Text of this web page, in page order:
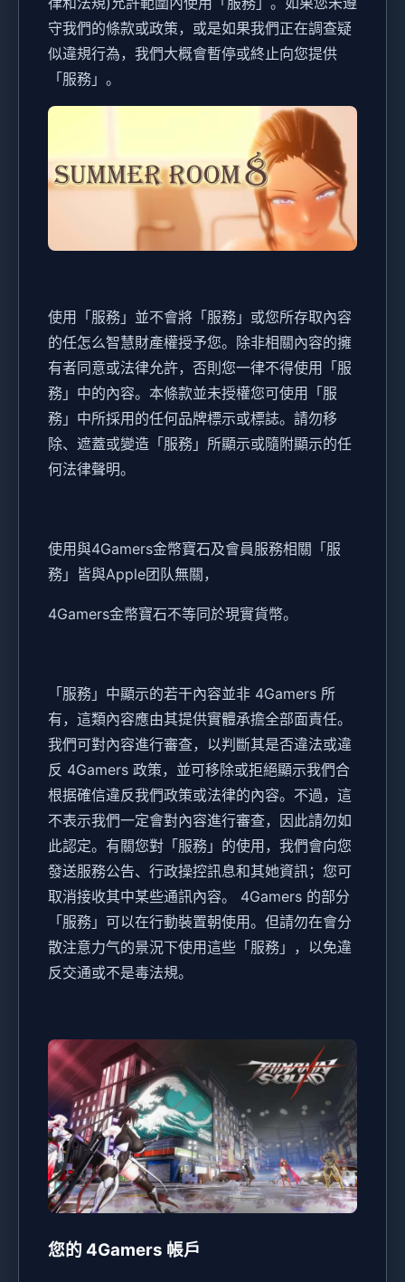
守我們的條款或政策，或是如果我們正在調查疑
似違規行為，我們大概會暫停或終止向您提供
「服務」。
使用「服務」並不會將「服務」或您所存取內容
的任怎么智慧財產權授予您。除非相關內容的擁
有者同意或法律允許，否則您一律不得使用「服
務」中的內容。本條款並未授權您可使用「服
務」中所採用的任何品牌標示或標誌。請勿移
除、遮蓋或變造「服務」所顯示或隨附顯示的任
何法律聲明。
使用與4Gamers金幣寶石及會員服務相關「服
務」皆與Apple团队無關，
4Gamers金幣寶石不等同於現實貨幣。
「服務」中顯示的若干內容並非 4Gamers 所
有，這類內容應由其提供實體承擔全部面責任。
我們可對內容進行審查，以判斷其是否違法或違
反 4Gamers 政策，並可移除或拒絕顯示我們合
根据確信違反我們政策或法律的內容。不過，這
不表示我們一定會對內容進行審查，因此請勿如
此認定。有關您對「服務」的使用，我們會向您
發送服務公告、行政操控訊息和其她資訊；您可
取消接收其中某些通訊內容。 4Gamers 的部分
「服務」可以在行動裝置朝使用。但請勿在會分
散注意力气的景況下使用這些「服務」，以免違
反交通或不是毒法規。
您的 4Gamers 帳戶